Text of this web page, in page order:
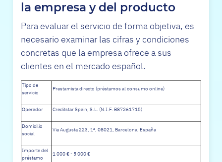
la empresa y del producto
Para evaluar el servicio de forma objetiva, es
necesario examinar las cifras y condiciones
concretas que la empresa ofrece a sus
clientes en el mercado español.
Tipo de
servicio
Prestamista directo (préstamos al consumo online)
Operador Creditstar Spain, S.L. (N.I.F. B87261715)
Domicilio
social
Via Augusta 223, 1ª, 08021, Barcelona, España
Importe del
préstamo
1 000 € - 5 000 €